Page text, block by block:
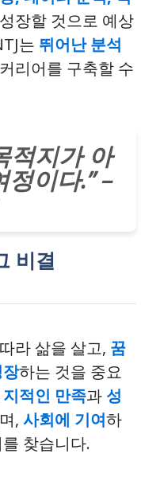
장할 것으로 예상
는 뛰어난 분석
리어를 구축할 수
적지가 아
이다.” –
비결
라 삶을 살고, 꿈
하는 것을 중요
지적인 만족과 성
, 사회에 기여하
찾습니다.